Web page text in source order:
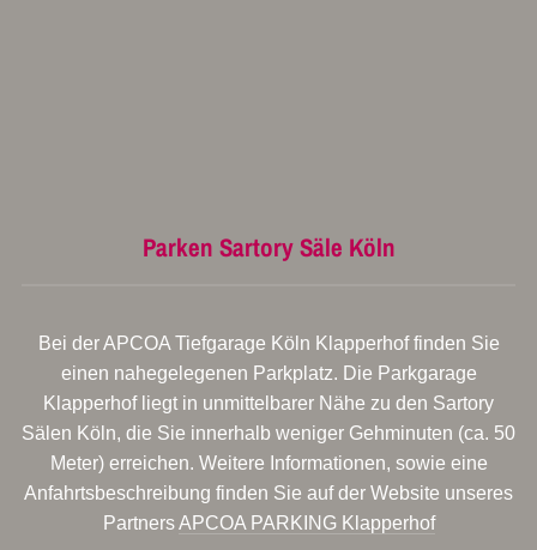
Parken Sartory Säle Köln
Bei der APCOA Tiefgarage Köln Klapperhof finden Sie
einen nahegelegenen Parkplatz. Die Parkgarage
Klapperhof liegt in unmittelbarer Nähe zu den Sartory
Sälen Köln, die Sie innerhalb weniger Gehminuten (ca. 50
Meter) erreichen. Weitere Informationen, sowie eine
Anfahrtsbeschreibung finden Sie auf der Website unseres
PartnersAPCOA PARKING Klapperhof